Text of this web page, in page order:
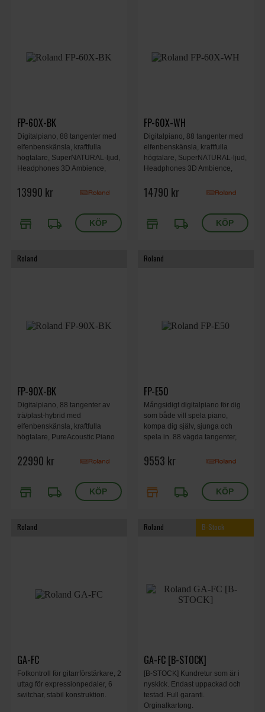
FP-60X-BK
Digitalpiano, 88 tangenter med
elfenbenskänsla, kraftfulla
högtalare, SuperNATURAL-ljud,
Headphones 3D Ambience,
13990 kr
store local_shipping
FP-60X-WH
Digitalpiano, 88 tangenter med
elfenbenskänsla, kraftfulla
högtalare, SuperNATURAL-ljud,
Headphones 3D Ambience,
14790 kr
store local_shipping
Roland
FP-90X-BK
Digitalpiano, 88 tangenter av
trä/plast-hybrid med
elfenbenskänsla, kraftfulla
högtalare, PureAcoustic Piano
Projection, effekter, EQ,
22990 kr
store local_shipping
Roland
FP-E50
Mångsidigt digitalpiano för dig
som både vill spela piano,
kompa dig själv, sjunga och
spela in. 88 vägda tangenter,
expanderbar ZEN-Core
bluetooth.
9553 kr
store local_shipping
Roland
GA-FC
Fotkontroll för gitarrförstärkare, 2
uttag för expressionpedaler, 6
switchar, stabil konstruktion.
Roland B-Stock
GA-FC [B-STOCK]
[B-STOCK] Kundretur som är i
nyskick. Endast uppackad och
testad. Full garanti.
Orginalkartong.